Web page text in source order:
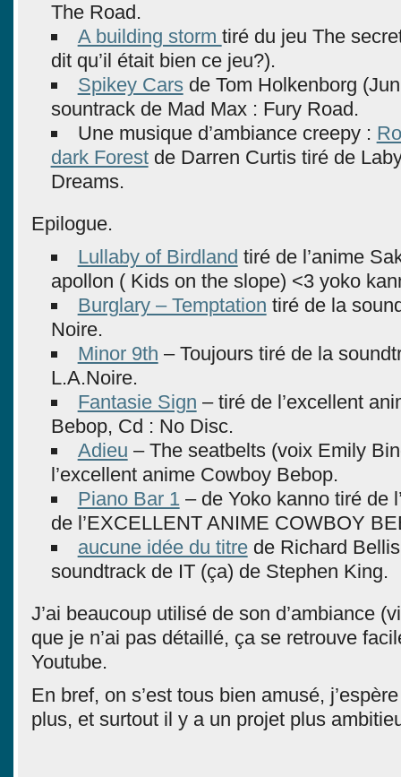
The Road.
A building storm tiré du jeu The
dit qu’il était bien ce jeu?).
Spikey Carsde Tom Holkenborg
sountrack de Mad Max : Fury Road.
Une musique d’ambiance creepy :
dark Forestde Darren Curtis tiré de
Dreams.
Epilogue.
Lullaby of Birdland tiré de l’anime
apollon ( Kids on the slope) <3 yoko
Burglary – Temptation tiré de la
Noire.
Minor 9th – Toujours tiré de la
L.A.Noire.
Fantasie Sign – tiré de l’excellent
Bebop, Cd : No Disc.
Adieu – The seatbelts (voix Emily
l’excellent anime Cowboy Bebop.
Piano Bar 1– de Yoko kanno tiré de
de l’EXCELLENT ANIME COWBOY
aucune idée du titrede Richard Bellis
soundtrack de IT (ça) de Stephen King.
J’ai beaucoup utilisé de son d’ambiance
que je n’ai pas détaillé, ça se retrouve
Youtube.
En bref, on s’est tous bien amusé,
plus, et surtout il y a un projet plus